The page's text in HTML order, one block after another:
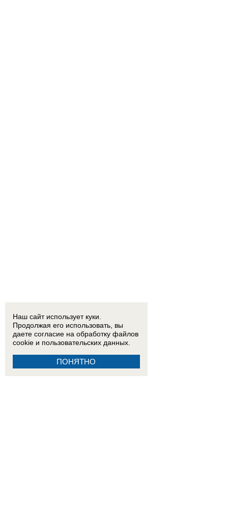
Наш сайт использует куки.
Продолжая его использовать, вы
даете согласие на обработку файлов
cookie и пользовательских данных.
ПОНЯТНО